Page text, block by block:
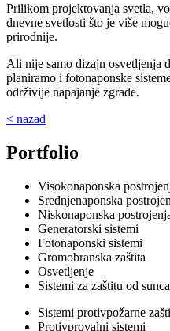
Prilikom projektovanja svetla,
dnevne svetlosti što je više
prirodnije.
Ali nije samo dizajn osvetljenja
planiramo i fotonaponske
održivije napajanje zgrade.
< nazad
Portfolio
Visokonaponska
Srednjenaponska
Niskonaponska
Generatorski sistemi
Fotonaponski sistemi
Gromobranska zaštita
Osvetljenje
Sistemi za zaštitu od sunca
Sistemi protivpožarne
Protivprovalni sistemi